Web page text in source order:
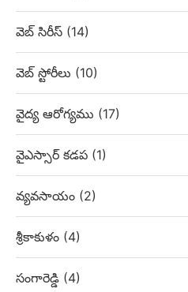
వెబ్‌ సిరీస్ (14)
వెబ్ స్టోరీలు (10)
వైద్య ఆరోగ్యము (17)
వైఎస్సార్ కడప (1)
వ్యవసాయం (2)
శ్రీకాకుళం (4)
సంగారెడ్డి (4)